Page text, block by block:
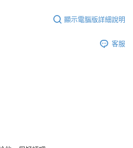
顯示電腦版詳細說明
客服